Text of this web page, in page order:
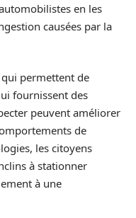
en les
causées par la
permettent de
fournissent des
peuvent améliorer
de
les citoyens
à stationner
à une